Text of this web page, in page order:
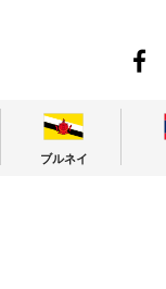
ブルネイ